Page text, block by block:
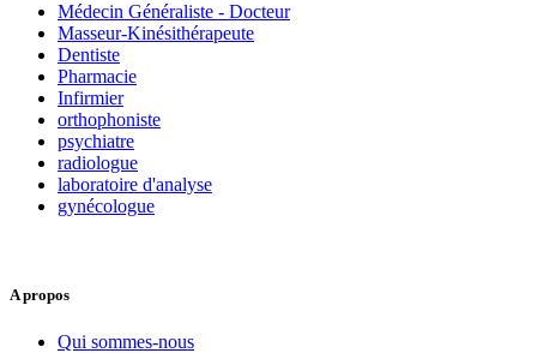
Médecin Généraliste - Docteur
Masseur-Kinésithérapeute
Dentiste
Pharmacie
Infirmier
orthophoniste
psychiatre
radiologue
laboratoire d'analyse
gynécologue
A propos
Qui sommes-nous